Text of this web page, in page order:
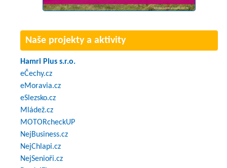
Naše projekty a aktivity
Hamri Plus s.r.o.
eČechy.cz
eMoravia.cz
eSlezsko.cz
Mládež.cz
MOTORcheckUP
NejBusiness.cz
NejChlapi.cz
NejSenioři.cz